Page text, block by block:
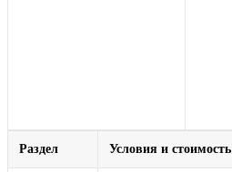
Раздел Условия и стоимость